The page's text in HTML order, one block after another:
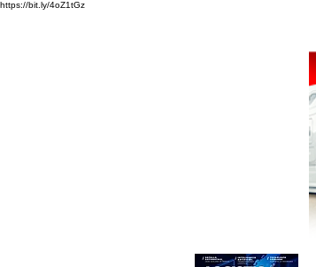
https://bit.ly/4oZ1tGz